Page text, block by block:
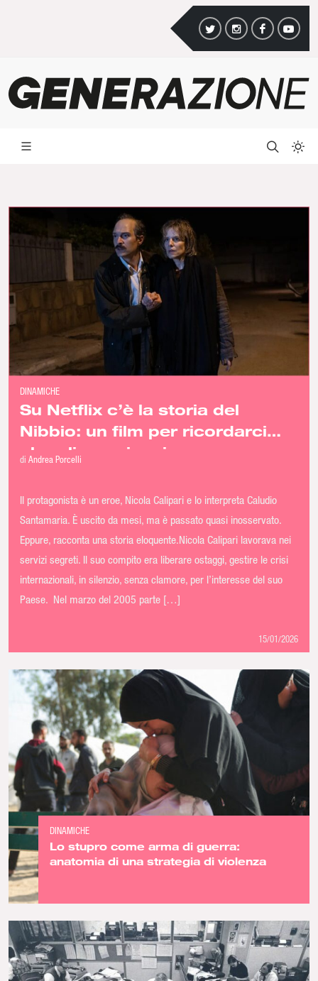
DINAMICHE
Su Netflix c’è la storia del
Nibbio: un film per ricordarci
che gli americani non sono
di Andrea Porcelli
Il protagonista è un eroe, Nicola Calipari e lo interpreta Caludio
Santamaria. È uscito da mesi, ma è passato quasi inosservato.
Eppure, racconta una storia eloquente.Nicola Calipari lavorava nei
servizi segreti. Il suo compito era liberare ostaggi, gestire le crisi
internazionali, in silenzio, senza clamore, per l’interesse del suo
Paese. Nel marzo del 2005 parte […]
15/01/2026
DINAMICHE
Lo stupro come arma di guerra:
anatomia di una strategia di violenza